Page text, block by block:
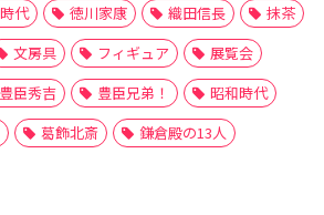
代 徳川家康 織田信長
抹茶
文房具 フィギュア
展覧会
豊臣秀吉 豊臣兄弟！
昭和時代
葛飾北斎 鎌倉殿の13人